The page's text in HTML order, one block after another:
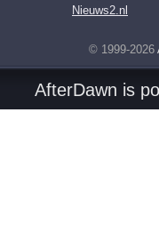
Nieuws2.nl
© 1999-2026
AfterDawn is